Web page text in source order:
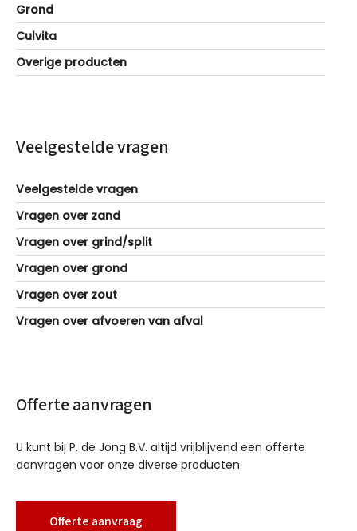
Grond
Culvita
Overige producten
Veelgestelde vragen
Veelgestelde vragen
Vragen over zand
Vragen over grind/split
Vragen over grond
Vragen over zout
Vragen over afvoeren van afval
Offerte aanvragen
U kunt bij P. de Jong B.V. altijd vrijblijvend een offerte
aanvragen voor onze diverse producten.
Offerte aanvraag